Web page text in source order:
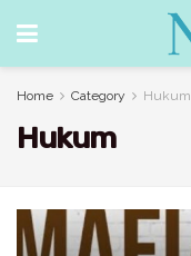
Home Category Hukum
Hukum